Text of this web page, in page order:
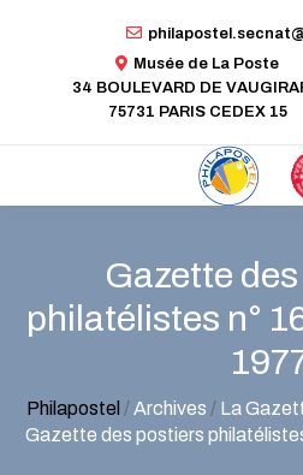
Musée de La Poste
34 BOULEVARD DE
75731 PARIS CEDEX 15
Gazette
philatélistes n°
Philapostel /Archives / La
Gazette des postiers